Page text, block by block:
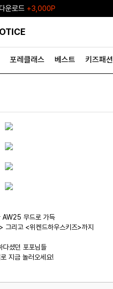
운로드 +3,000P
포레클래스 베스트 키즈패션
AW25 무드로 가득
그리고 <위켄드하우스키즈>까지
다셨던 포포님들
지금 놀러오세요!